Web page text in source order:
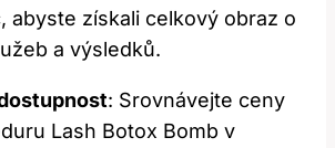
abyste získali celkový obraz o
a výsledků.
: Srovnávejte ceny
Lash Botox Bomb v